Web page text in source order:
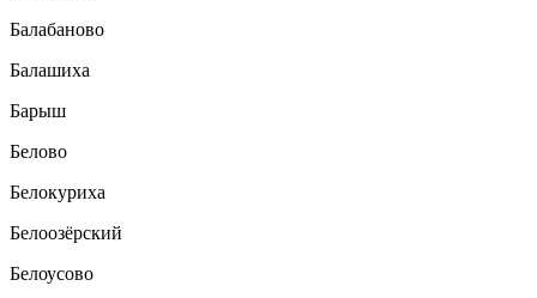
Балабаново
Балашиха
Барыш
Белово
Белокуриха
Белоозёрский
Белоусово